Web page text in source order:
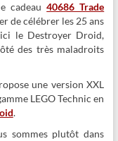
cadeau40686 Trade
de célébrer les 25 ans
le Destroyer Droid,
des très maladroits
une version XXL
LEGO Technic en
.
sommes plutôt dans